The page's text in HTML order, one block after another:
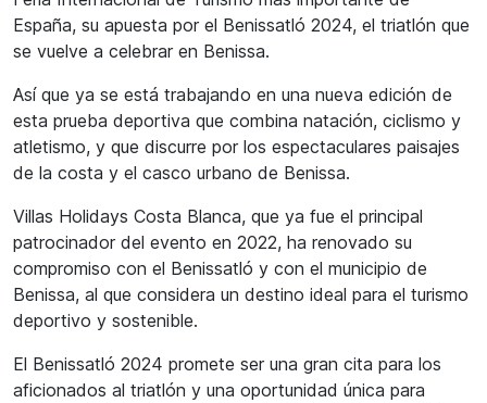
España, su apuesta por el Benissatló 2024, el triatlón que
se vuelve a celebrar en Benissa.
Así que ya se está trabajando en una nueva edición de
esta prueba deportiva que combina natación, ciclismo y
atletismo, y que discurre por los espectaculares paisajes
de la costa y el casco urbano de Benissa.
Villas Holidays Costa Blanca, que ya fue el principal
patrocinador del evento en 2022, ha renovado su
compromiso con el Benissatló y con el municipio de
Benissa, al que considera un destino ideal para el turismo
deportivo y sostenible.
El Benissatló 2024 promete ser una gran cita para los
aficionados al triatlón y una oportunidad única para